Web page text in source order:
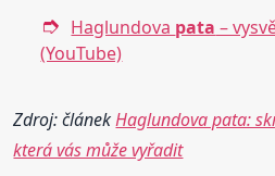
Haglundova pata –
(YouTube)
Zdroj: článekHaglundova pata:
která vás může vyřadit